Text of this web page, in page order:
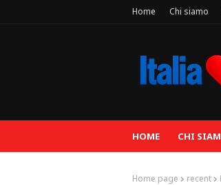
Home Chi siamo
HOME CHI
Home page recent